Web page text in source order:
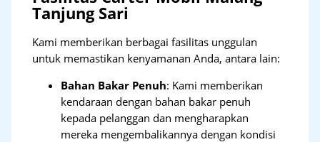
Tanjung Sari
Kami memberikan berbagai fasilitas unggulan
untuk memastikan kenyamanan Anda, antara lain:
Bahan Bakar Penuh: Kami memberikan
kendaraan dengan bahan bakar penuh
kepada pelanggan dan mengharapkan
mereka mengembalikannya dengan kondisi